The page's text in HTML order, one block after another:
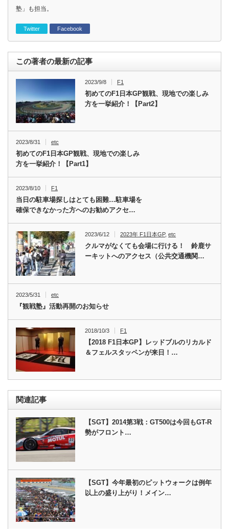
塾」も担当。
Twitter Facebook
この著者の最新の記事
2023/9/8 F1
初めてのF1日本GP観戦、現地での楽しみ
方を一挙紹介！【Part2】
2023/8/31 etc
初めてのF1日本GP観戦、現地での楽しみ
方を一挙紹介！【Part1】
2023/8/10 F1
当日の駐車場探しはとても困難…駐車場を
確保できなかった方へのお勧めアクセ…
2023/6/12 2023年 F1日本GP,etc
クルマがなくても会場に行ける！ 鈴鹿サ
ーキットへのアクセス（公共交通機関…
2023/5/31 etc
『観戦塾』活動再開のお知らせ
2018/10/3 F1
【2018 F1日本GP】レッドブルのリカルド
＆フェルスタッペンが来日！…
関連記事
【SGT】2014第3戦：GT500は今回もGT-R
勢がフロント…
【SGT】今年最初のピットウォークは例年
以上の盛り上がり！メイン…